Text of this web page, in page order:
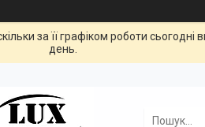
за її графіком роботи
день.